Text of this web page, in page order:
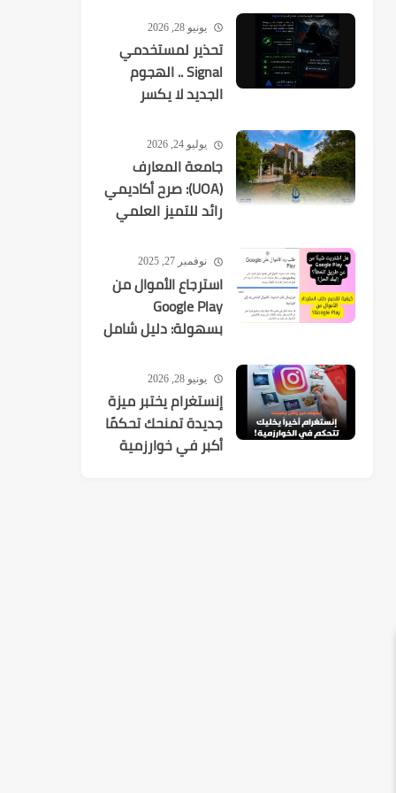
يونيو 28, 2026
تحذير لمستخدمي
Signal .. الهجوم
الجديد لا يكسر
يستهدفك
يوليو 24, 2026
جامعة المعارف
(UOA): صرح أكاديمي
رائد للتميز العلمي
نوفمبر 27, 2025
استرجاع الأموال من
Google Play
بسهولة: دليل شامل
يونيو 28, 2026
إنستغرام يختبر ميزة
جديدة تمنحك تحكمًا
أكبر في خوارزمية